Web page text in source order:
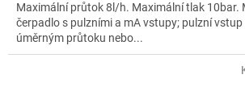
Maximální průtok 8l/h. Maximální tlak 10bar.
čerpadlo s pulzními a mA vstupy; pulzní
úměrným průtoku nebo...